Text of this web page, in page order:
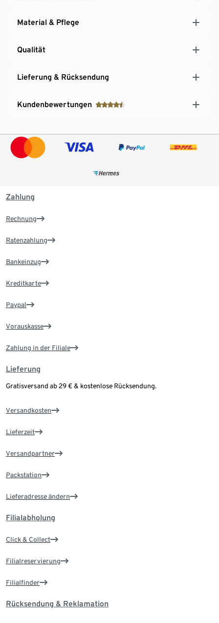
Material & Pflege
Qualität
Lieferung & Rücksendung
Kundenbewertungen
Zahlung
Rechnung
Ratenzahlung
Bankeinzug
Kreditkarte
Paypal
Vorauskasse
Zahlung in der Filiale
Lieferung
Gratisversand ab 29 € & kostenlose Rücksendung.
Versandkosten
Lieferzeit
Versandpartner
Packstation
Lieferadresse ändern
Filialabholung
Click & Collect
Filialreservierung
Filialfinder
Rücksendung & Reklamation